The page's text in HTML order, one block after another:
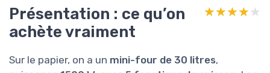
Présentation : ce qu’on
achète vraiment
★★★★★
★★★★★
Sur le papier, on a un mini-four de 30 litres,